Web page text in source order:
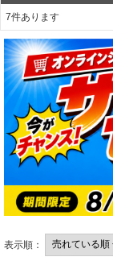
7件あります
表示順：